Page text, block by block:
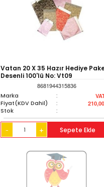
Vatan 20 X 35 Hazır Hediye
Desenli 100'lü No: Vt09
8681944315836
Marka
:
Fiyat(KDV Dahil) : 210,00
Stok :
- + Sepete Ekle